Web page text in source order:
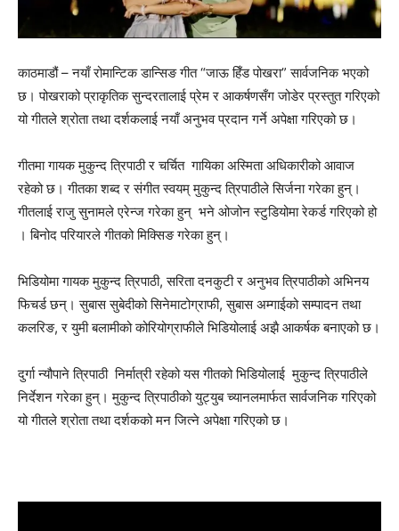
काठमाडौं – नयाँ रोमान्टिक डान्सिङ गीत “जाऊ हिँड पोखरा” सार्वजनिक भएको
छ। पोखराको प्राकृतिक सुन्दरतालाई प्रेम र आकर्षणसँग जोडेर प्रस्तुत गरिएको
यो गीतले श्रोता तथा दर्शकलाई नयाँ अनुभव प्रदान गर्ने अपेक्षा गरिएको छ।
गीतमा गायक मुकुन्द त्रिपाठी र चर्चित गायिका अस्मिता अधिकारीको आवाज
रहेको छ। गीतका शब्द र संगीत स्वयम् मुकुन्द त्रिपाठीले सिर्जना गरेका हुन्।
गीतलाई राजु सुनामले एरेन्ज गरेका हुन् भने ओजोन स्टुडियोमा रेकर्ड गरिएको हो
। बिनोद परियारले गीतको मिक्सिङ गरेका हुन्।
भिडियोमा गायक मुकुन्द त्रिपाठी, सरिता दनकुटी र अनुभव त्रिपाठीको अभिनय
फिचर्ड छन्। सुबास सुबेदीको सिनेमाटोग्राफी, सुबास अम्गाईको सम्पादन तथा
कलरिङ, र युमी बलामीको कोरियोग्राफीले भिडियोलाई अझै आकर्षक बनाएको छ।
दुर्गा न्यौपाने त्रिपाठी निर्मात्री रहेको यस गीतको भिडियोलाई मुकुन्द त्रिपाठीले
निर्देशन गरेका हुन्। मुकुन्द त्रिपाठीको युट्युब च्यानलमार्फत सार्वजनिक गरिएको
यो गीतले श्रोता तथा दर्शकको मन जित्ने अपेक्षा गरिएको छ।